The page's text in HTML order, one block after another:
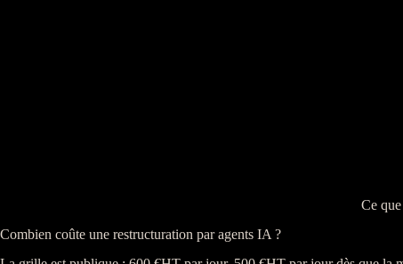
Ce
Combien coûte une restructuration par agents IA ?